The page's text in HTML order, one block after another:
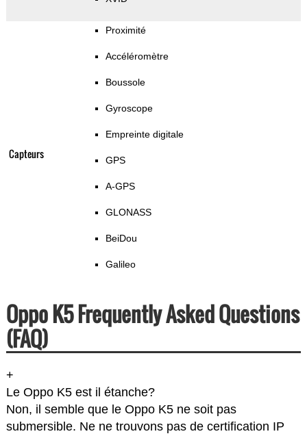
Capteurs
Proximité
Accéléromètre
Boussole
Gyroscope
Empreinte digitale
GPS
A-GPS
GLONASS
BeiDou
Galileo
Oppo K5 Frequently Asked Questions
(FAQ)
+
Le Oppo K5 est il étanche?
Non, il semble que le Oppo K5 ne soit pas
submersible. Ne ne trouvons pas de certification IP